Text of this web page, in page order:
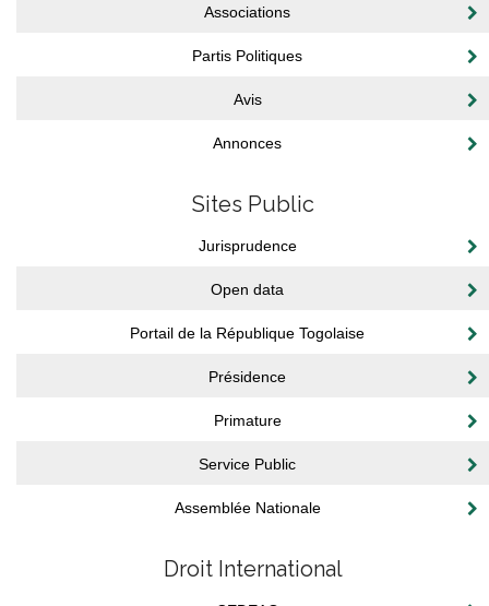
Associations
Partis Politiques
Avis
Annonces
Sites Public
Jurisprudence
Open data
Portail de la République Togolaise
Présidence
Primature
Service Public
Assemblée Nationale
Droit International